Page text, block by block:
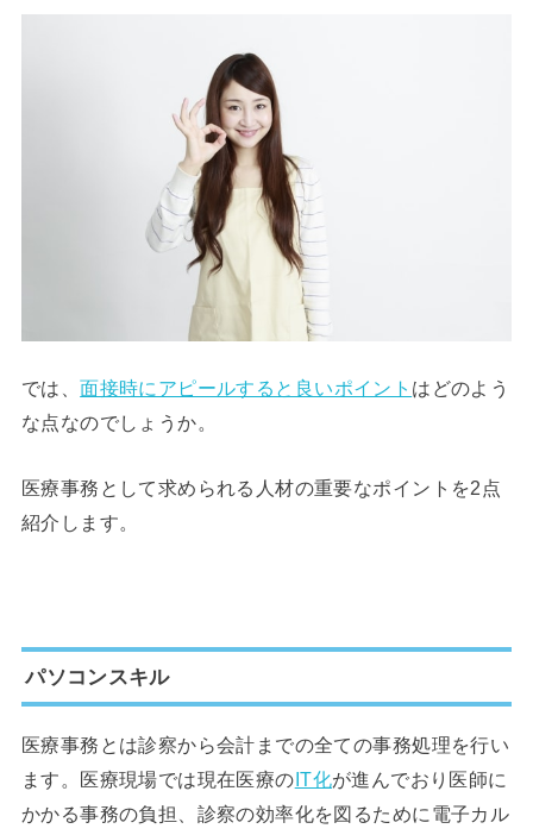
では、面接時にアピールすると良いポイント はどのよう
な点なのでしょうか。
医療事務として求められる人材の重要なポイントを2点
紹介します。
パソコンスキル
医療事務とは診察から会計までの全ての事務処理を行い
ます。医療現場では現在医療のIT化が進んでおり医師に
かかる事務の負担、診察の効率化を図るために電子カル